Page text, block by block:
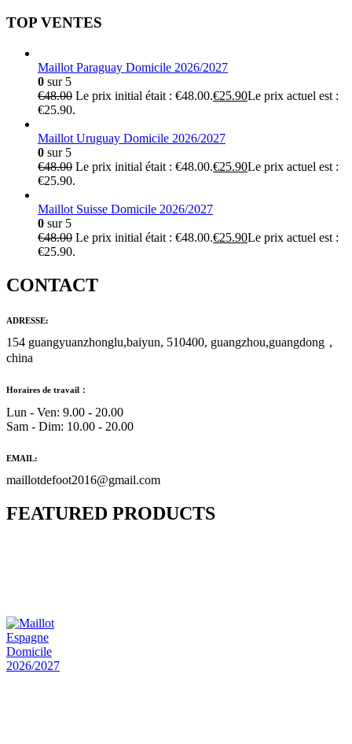
TOP VENTES
Maillot Paraguay Domicile 2026/2027
0 sur 5
€48.00 Le prix initial était : €48.00.€25.90Le prix actuel est :
€25.90.
Maillot Uruguay Domicile 2026/2027
0 sur 5
€48.00 Le prix initial était : €48.00.€25.90Le prix actuel est :
€25.90.
Maillot Suisse Domicile 2026/2027
0 sur 5
€48.00 Le prix initial était : €48.00.€25.90Le prix actuel est :
€25.90.
CONTACT
ADRESSE:
154 guangyuanzhonglu,baiyun, 510400, guangzhou,guangdong，
china
Horaires de travail：
Lun - Ven: 9.00 - 20.00
Sam - Dim: 10.00 - 20.00
EMAIL:
maillotdefoot2016@gmail.com
FEATURED PRODUCTS